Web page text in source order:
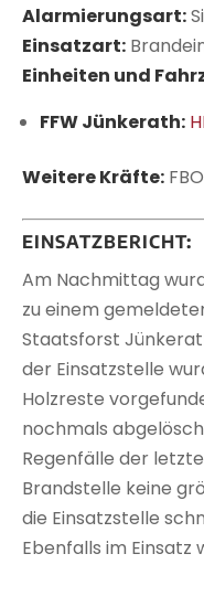
Alarmierungsart:
Einsatzart:
Einheiten und
FFW Jünkerath:
Weitere Kräfte:
EINSATZBERICHT:
Am Nachmittag
zu einem
Staatsforst
der Einsatzstelle
Holzreste
nochmals
Regenfälle der
Brandstelle keine
die Einsatzstelle
Ebenfalls im Einsatz